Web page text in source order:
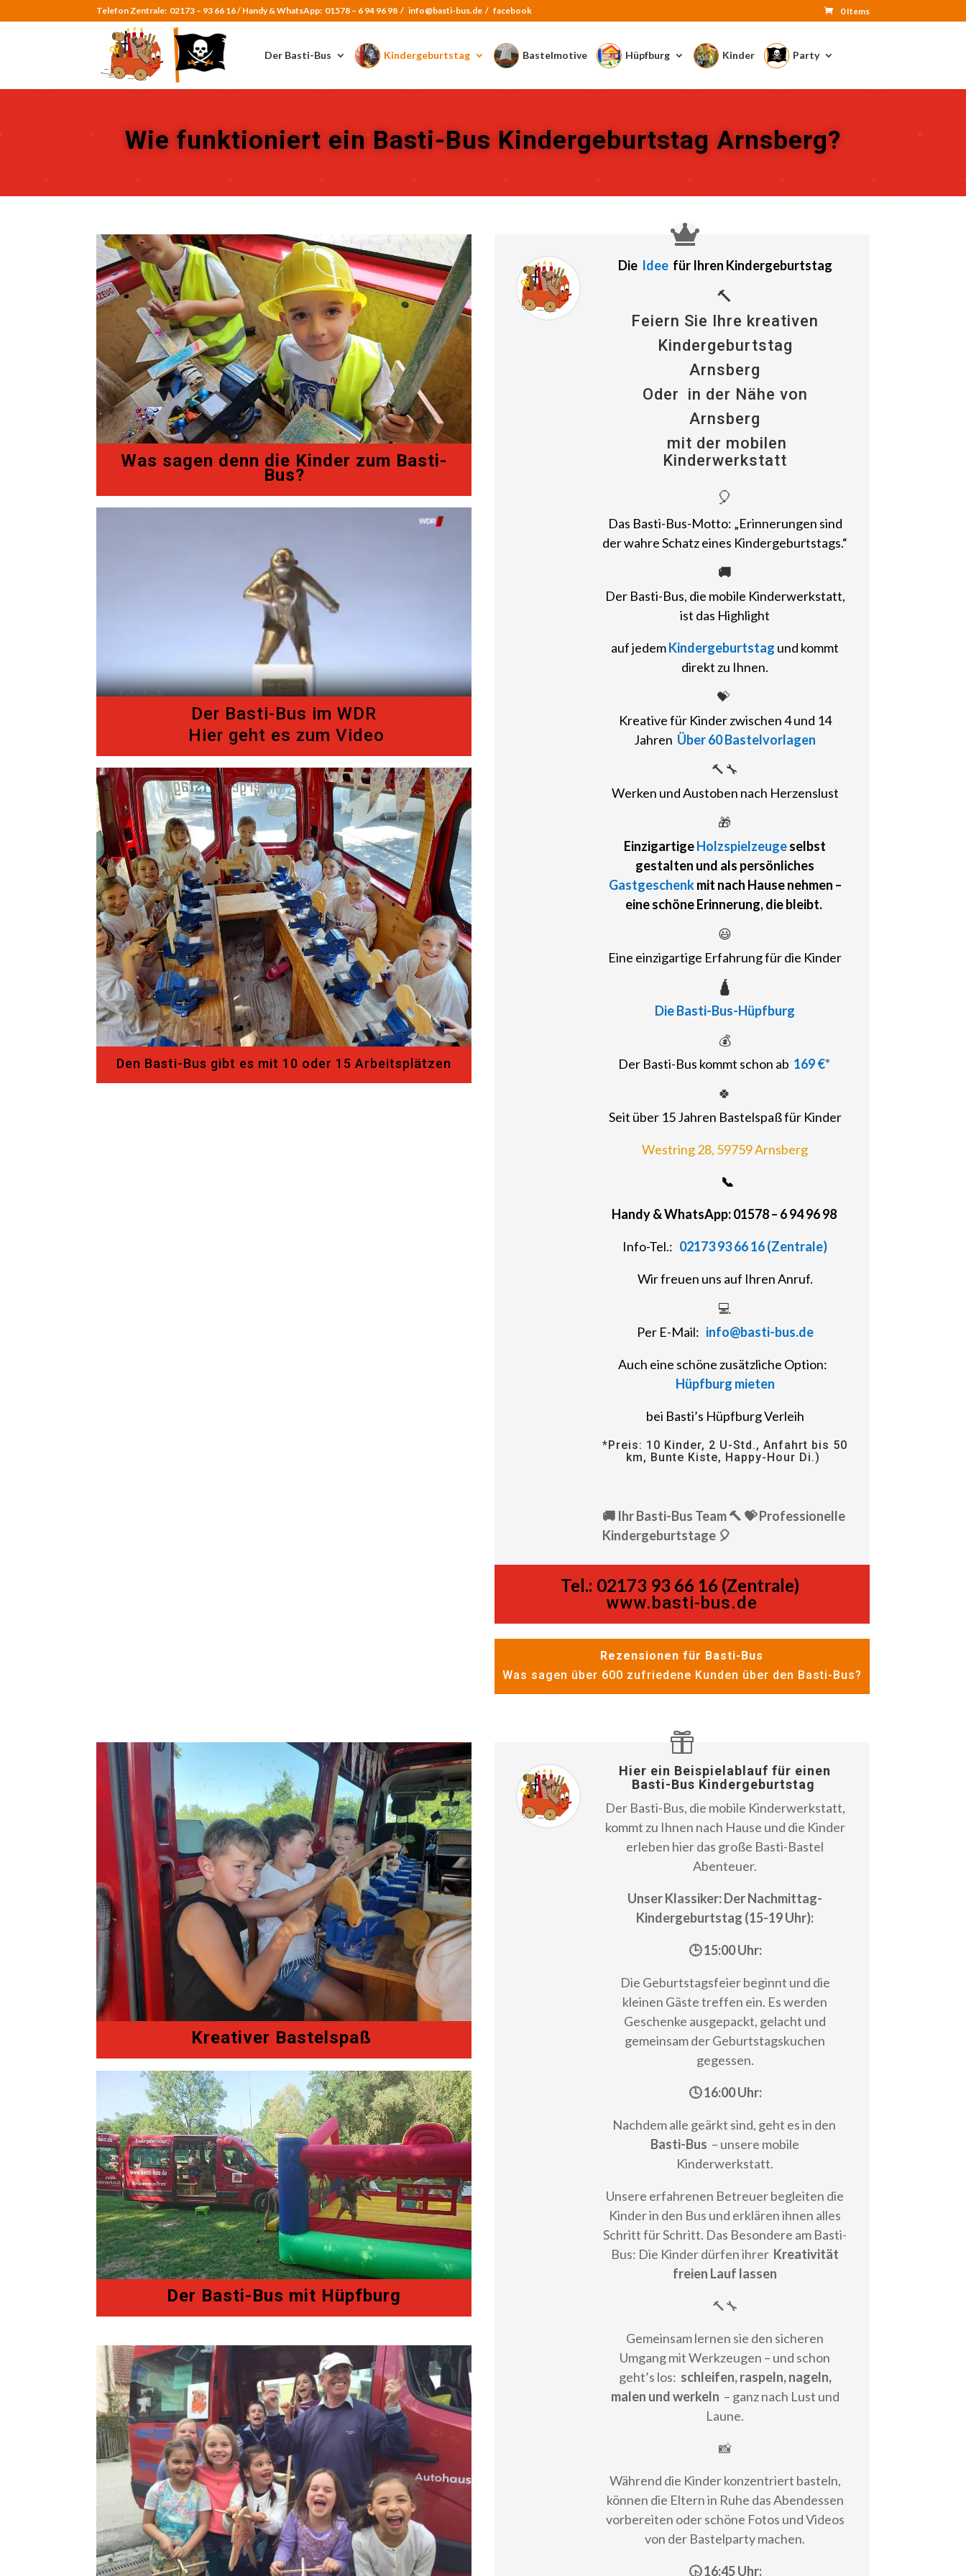
Telefon Zentrale: 02173 – 93 66 16 / Handy & WhatsApp: 01578 – 6 94 96 98 / info@basti-bus.de / facebook 0 Items
Der Basti-Bus Kindergeburtstag Bastelmotive Hüpfburg Kinder Party
Wie funktioniert ein Basti-Bus Kindergeburtstag Arnsberg?
Was sagen denn die Kinder zum Basti-
Bus?
Der Basti-Bus im WDR
Hier geht es zum Video
Den Basti-Bus gibt es mit 10 oder 15 Arbeitsplätzen
Die Ideefür Ihren Kindergeburtstag
🔨
Feiern Sie Ihre kreativen
Kindergeburtstag
Arnsberg
Oder in der Nähe von
Arnsberg
mit der mobilen
Kinderwerkstatt
🎈
Das Basti-Bus-Motto: „Erinnerungen sind
der wahre Schatz eines Kindergeburtstags.“
🚚
Der Basti-Bus, die mobile Kinderwerkstatt,
ist das Highlight
auf jedemKindergeburtstag und kommt
direkt zu Ihnen.
💝
Kreativefür Kinder zwischen 4 und 14
Jahren Über 60 Bastelvorlagen
🔨🔧
Werken und Austoben nach Herzenslust
🎁
EinzigartigeHolzspielzeugeselbst
gestalten und als persönliches
Gastgeschenkmit nach Hause nehmen –
eine schöne Erinnerung, die bleibt.
😃
Eine einzigartige Erfahrung für die Kinder
🛕
Die Basti-Bus-Hüpfburg
💰
Der Basti-Bus kommt schon ab 169 €*
🍀
Seit über 15 Jahren Bastelspaß für Kinder
Westring 28, 59759 Arnsberg
📞
Handy & WhatsApp: 01578 – 6 94 96 98
Info-Tel.: 02173 93 66 16 (Zentrale)
Wir freuen uns auf Ihren Anruf.
💻
Per E-Mail: info@basti-bus.de
Auch eine schöne zusätzliche Option:
Hüpfburg mieten
bei Basti’s Hüpfburg Verleih
*Preis: 10 Kinder, 2 U-Std., Anfahrt bis 50
km, Bunte Kiste, Happy-Hour Di.)
🚚 Ihr Basti-Bus Team 🔨 💝 Professionelle
Kindergeburtstage 🎈
Tel.: 02173 93 66 16 (Zentrale)
www.basti-bus.de
Rezensionen für Basti-Bus
Was sagen über 600 zufriedene Kunden über den Basti-Bus?
Kreativer Bastelspaß
Der Basti-Bus mit Hüpfburg
Hier ein Beispielablauf für einen
Basti-Bus Kindergeburtstag
Der Basti-Bus, die mobile Kinderwerkstatt,
kommt zu Ihnen nach Hause und die Kinder
erleben hier das große Basti-Bastel
Abenteuer.
Unser Klassiker: Der Nachmittag-
Kindergeburtstag (15-19 Uhr):
🕒 15:00 Uhr:
Die Geburtstagsfeier beginnt und die
kleinen Gäste treffen ein. Es werden
Geschenke ausgepackt, gelacht und
gemeinsam der Geburtstagskuchen
gegessen.
🕓 16:00 Uhr:
Nachdem alle geärkt sind, geht es in den
Basti-Bus – unsere mobile
Kinderwerkstatt.
Unsere erfahrenen Betreuer begleiten die
Kinder in den Bus und erklären ihnen alles
Schritt für Schritt. Das Besondere am Basti-
Bus: Die Kinder dürfen ihrer Kreativität
freien Lauf lassen
🔨🔧
Gemeinsam lernen sie den sicheren
Umgang mit Werkzeugen – und schon
geht’s los: schleifen, raspeln, nageln,
malen und werkeln – ganz nach Lust und
Laune.
📸
Während die Kinder konzentriert basteln,
können die Eltern in Ruhe das Abendessen
vorbereiten oder schöne Fotos und Videos
von der Bastelparty machen.
🕟 16:45 Uhr: